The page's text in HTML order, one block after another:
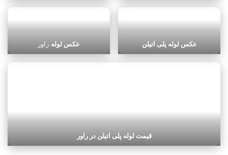
عکس لوله راور عکس لوله پلی اتیلن
قیمت لوله پلی اتیلن در راور